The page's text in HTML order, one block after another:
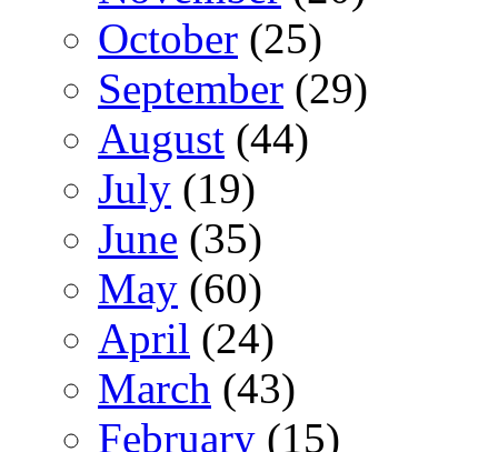
October (25)
September (29)
August (44)
July (19)
June (35)
May (60)
April (24)
March (43)
February (15)